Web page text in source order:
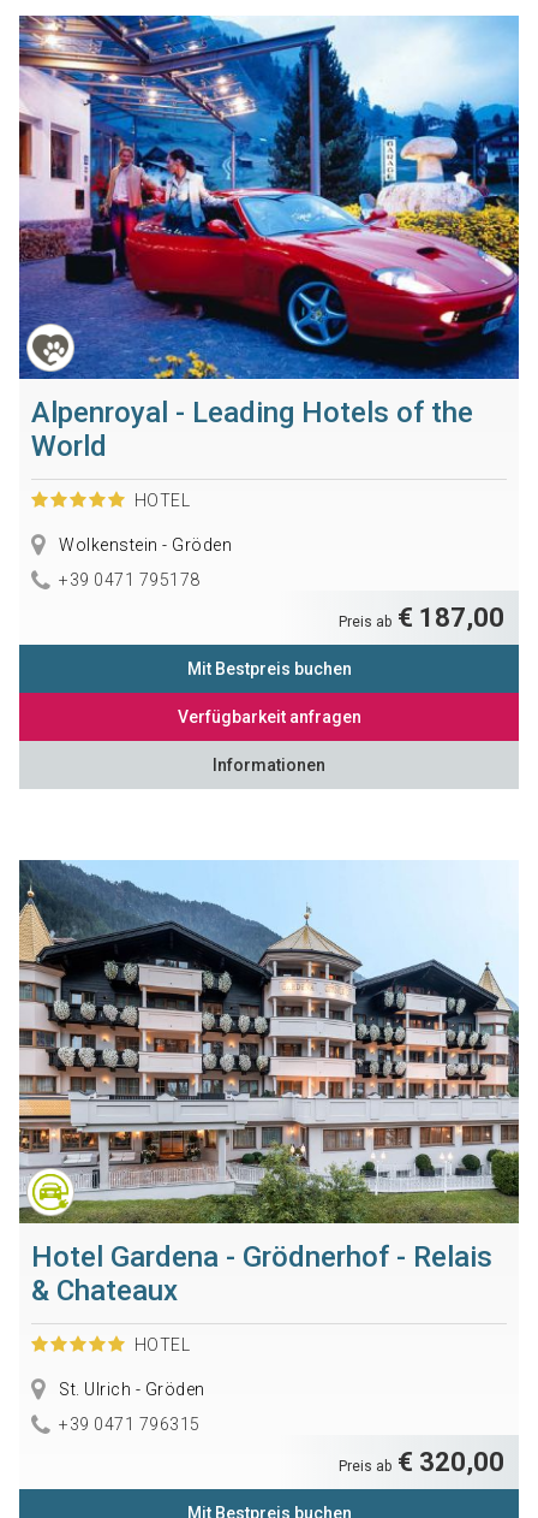
Alpenroyal - Leading Hotels of the
World
HOTEL
Wolkenstein - Gröden
+39 0471 795178
Preis ab € 187,00
Mit Bestpreis buchen
Verfügbarkeit anfragen
Informationen
Hotel Gardena - Grödnerhof - Relais
& Chateaux
HOTEL
St. Ulrich - Gröden
+39 0471 796315
Preis ab € 320,00
Mit Bestpreis buchen